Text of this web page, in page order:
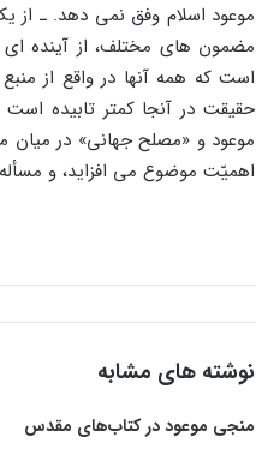
موعود اسلام وفق نمى دهد. ـ از
مضمون هاى مختلف، از آینده
است که همه آنها در واقع از
حقیقت در آنجا کمتر تابیده
موعود و «مصلح جهانى» در میان
اهمیّت موضوع مى افزاید، و
نوشته های مشابه
منجی موعود در کتاب‌های مقدس